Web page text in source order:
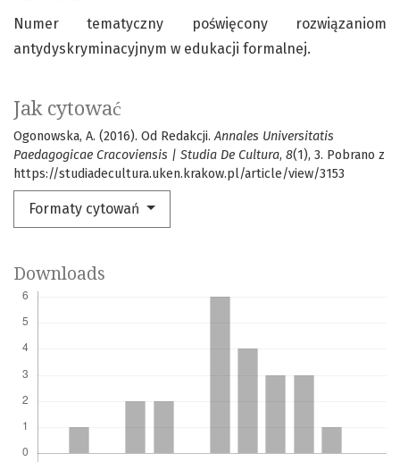
Jak cytować
Ogonowska, A. (2016). Od Redakcji.Annales Universitatis
Paedagogicae Cracoviensis | Studia De Cultura, 8(1), 3. Pobrano z
https://studiadecultura.uken.krakow.pl/article/view/3153
Formaty cytowań
Numer tematyczny poświęcony rozwiązaniom
antydyskryminacyjnym w edukacji formalnej.
Downloads